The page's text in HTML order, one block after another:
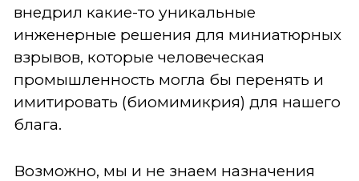
внедрил какие-то уникальные
инженерные решения для миниатюрных
взрывов, которые человеческая
промышленность могла бы перенять и
имитировать (биомимикрия) для нашего
блага.
Возможно, мы и не знаем назначения